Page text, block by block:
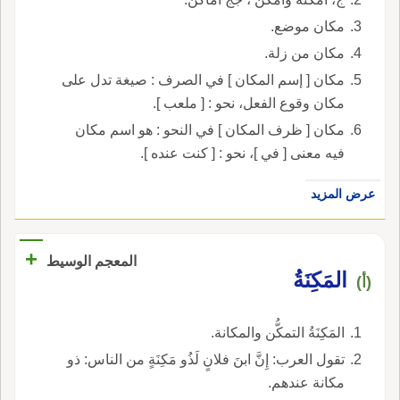
مكان موضع.
مكان من زلة.
مكان [ إسم المكان ] في الصرف : صيغة تدل على
مكان وقوع الفعل، نحو : [ ملعب ].
مكان [ ظرف المكان ] في النحو : هو اسم مكان
فيه معنى [ في ]، نحو : [ كنت عنده ].
عرض المزيد
المعجم الوسيط +
(أ) المَكِنَةُ
المَكِنَةُ التمكُّن والمكانة.
تقول العرب: إِنَّ ابنَ فلانٍ لَذُو مَكِنَةٍ من الناس: ذو
مكانة عندهم.